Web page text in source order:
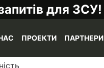
для ЗСУ!
ПРОЕКТИ ПАРТНЕРИ